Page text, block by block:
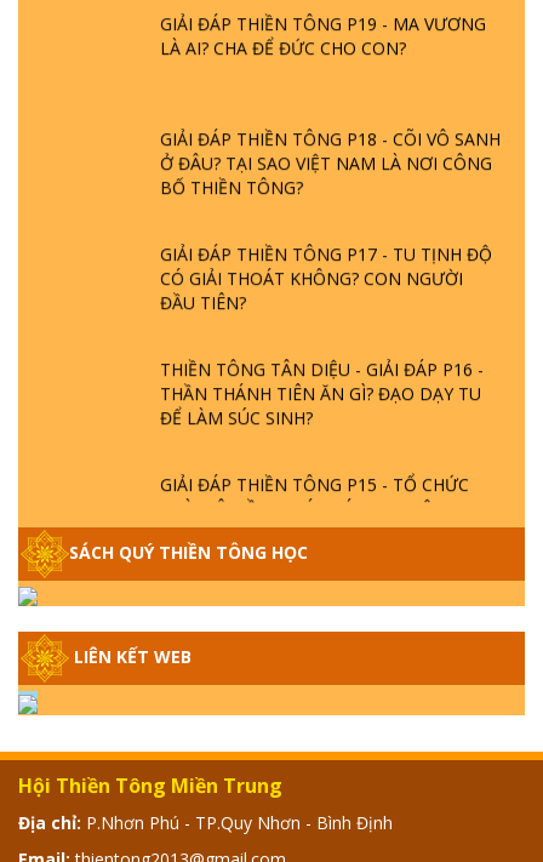
GIẢI ĐÁP THIỀN TÔNG P19 - MA VƯƠNG
LÀ AI? CHA ĐỂ ĐỨC CHO CON?
GIẢI ĐÁP THIỀN TÔNG P18 - CÕI VÔ SANH
Ở ĐÂU? TẠI SAO VIỆT NAM LÀ NƠI CÔNG
BỐ THIỀN TÔNG?
GIẢI ĐÁP THIỀN TÔNG P17 - TU TỊNH ĐỘ
CÓ GIẢI THOÁT KHÔNG? CON NGƯỜI
ĐẦU TIÊN?
THIỀN TÔNG TÂN DIỆU - GIẢI ĐÁP P16 -
THẦN THÁNH TIÊN ĂN GÌ? ĐẠO DẠY TU
ĐỂ LÀM SÚC SINH?
GIẢI ĐÁP THIỀN TÔNG P15 - TỔ CHỨC
LOÀI CÔ HỒN - GIÁO LÝ ĐẠO PHẬT KHI
NÀO XUẤT BẢN
NGUỒN GỐC ÂM LỊCH DƯƠNG LỊCH -
TẦNG BÌNH LƯU LỚN ĐẾN ĐÂU
KHÔNG? XÁ LỢI PHẬT THẬT - GIẢ | TTTD
GIẢI ĐÁP THIỀN TÔNG ĐẶC BIỆT - P12 -
SÁCH QUÝ THIỀN TÔNG HỌC
LIÊN KẾT WEB
Hội Thiền Tông Miền Trung
Địa chỉ: P.Nhơn Phú - TP.Quy Nhơn - Bình Định